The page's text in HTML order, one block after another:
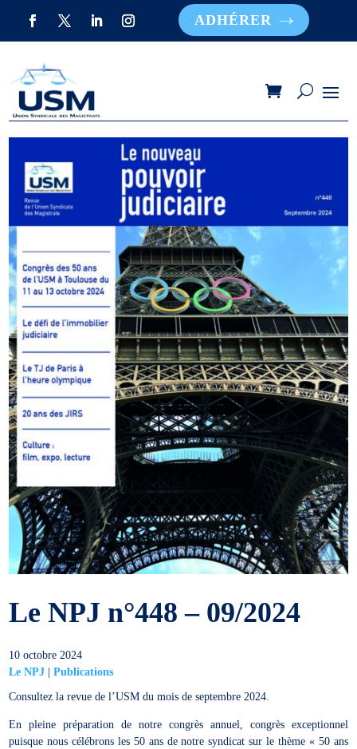
ADHÉRER
Le NPJ n°448 – 09/2024
10 octobre 2024
Le NPJ |Publications
Consultez la revue de l’USM du mois de septembre 2024.
En pleine préparation de notre congrès annuel, congrès exceptionnel
puisque nous célébrons les 50 ans de notre syndicat sur le thème « 50 ans